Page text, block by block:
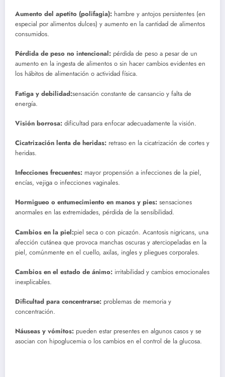
Aumento del apetito (polifagia): hambre y antojos persistentes (en
especial por alimentos dulces) y aumento en la cantidad de alimentos
consumidos.
Pérdida de peso no intencional: pérdida de peso a pesar de un
aumento en la ingesta de alimentos o sin hacer cambios evidentes en
los hábitos de alimentación o actividad física.
Fatiga y debilidad:sensación constante de cansancio y falta de
energía.
Visión borrosa: dificultad para enfocar adecuadamente la visión.
Cicatrización lenta de heridas: retraso en la cicatrización de cortes y
heridas.
Infecciones frecuentes: mayor propensión a infecciones de la piel,
encías, vejiga o infecciones vaginales.
Hormigueo o entumecimiento en manos y pies: sensaciones
anormales en las extremidades, pérdida de la sensibilidad.
Cambios en la piel:piel seca o con picazón. Acantosis nigricans, una
afección cutánea que provoca manchas oscuras y aterciopeladas en la
piel, comúnmente en el cuello, axilas, ingles y pliegues corporales.
Cambios en el estado de ánimo: irritabilidad y cambios emocionales
inexplicables.
Dificultad para concentrarse: problemas de memoria y
concentración.
Náuseas y vómitos: pueden estar presentes en algunos casos y se
asocian con hipoglucemia o los cambios en el control de la glucosa.